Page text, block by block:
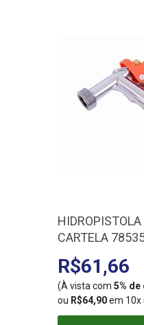
CARTELA
R$61,66
(À vista com 5%
ou R$64,90em 10x